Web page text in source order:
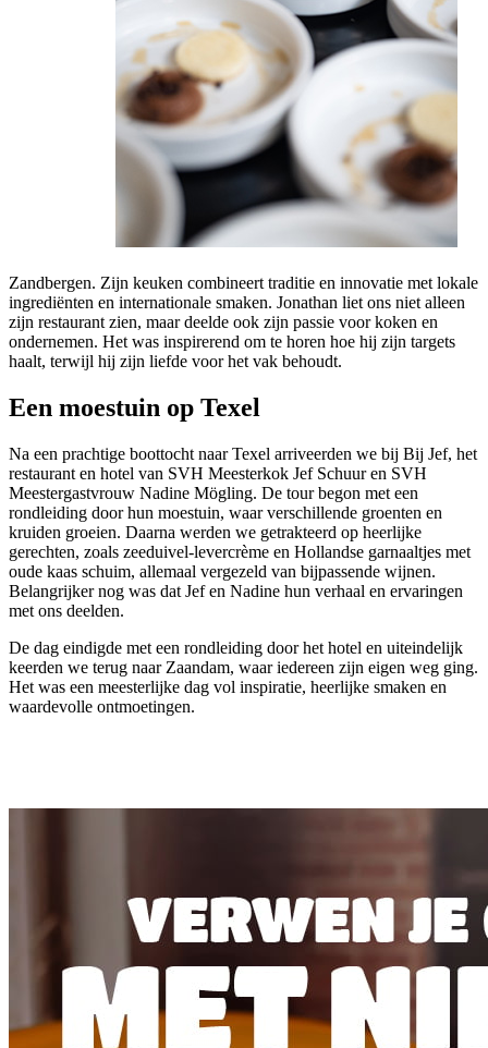
Zandbergen. Zijn keuken combineert traditie en innovatie met lokale
ingrediënten en internationale smaken. Jonathan liet ons niet alleen
zijn restaurant zien, maar deelde ook zijn passie voor koken en
ondernemen. Het was inspirerend om te horen hoe hij zijn targets
haalt, terwijl hij zijn liefde voor het vak behoudt.
Een moestuin op Texel
Na een prachtige boottocht naar Texel arriveerden we bij Bij Jef, het
restaurant en hotel van SVH Meesterkok Jef Schuur en SVH
Meestergastvrouw Nadine Mögling. De tour begon met een
rondleiding door hun moestuin, waar verschillende groenten en
kruiden groeien. Daarna werden we getrakteerd op heerlijke
gerechten, zoals zeeduivel-levercrème en Hollandse garnaaltjes met
oude kaas schuim, allemaal vergezeld van bijpassende wijnen.
Belangrijker nog was dat Jef en Nadine hun verhaal en ervaringen
met ons deelden.
De dag eindigde met een rondleiding door het hotel en uiteindelijk
keerden we terug naar Zaandam, waar iedereen zijn eigen weg ging.
Het was een meesterlijke dag vol inspiratie, heerlijke smaken en
waardevolle ontmoetingen.